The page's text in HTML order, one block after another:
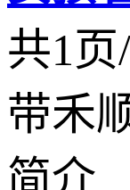
共1页
带禾
简介